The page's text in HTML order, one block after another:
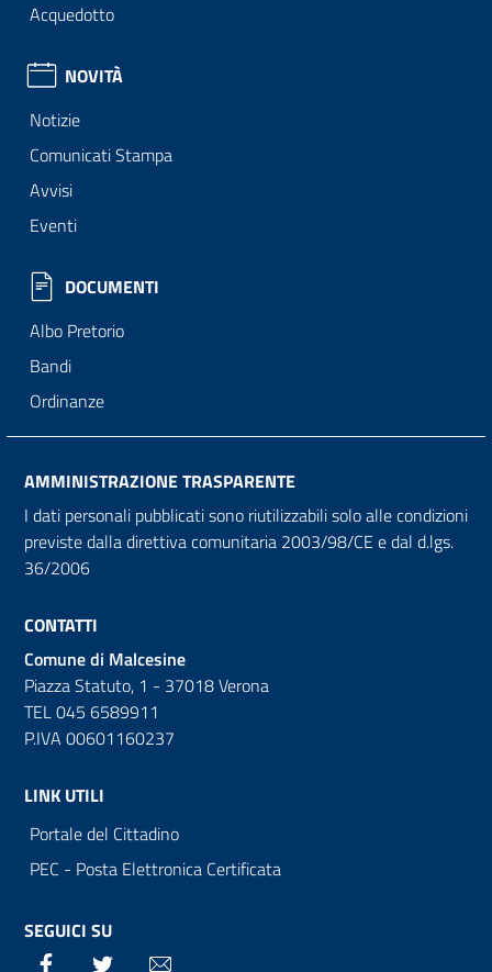
Acquedotto
NOVITÀ
Notizie
Comunicati Stampa
Avvisi
Eventi
DOCUMENTI
Albo Pretorio
Bandi
Ordinanze
AMMINISTRAZIONE TRASPARENTE
I dati personali pubblicati sono riutilizzabili solo alle condizioni
previste dalla direttiva comunitaria 2003/98/CE e dal d.lgs.
36/2006
CONTATTI
Comune di Malcesine
Piazza Statuto, 1 - 37018 Verona
TEL 045 6589911
P.IVA 00601160237
LINK UTILI
Portale del Cittadino
PEC - Posta Elettronica Certificata
SEGUICI SU
Facebook Twitter